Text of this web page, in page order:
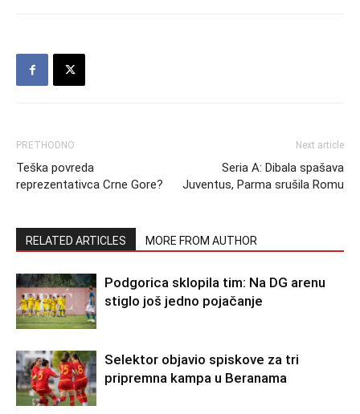
PRETHODNO
Teška povreda
reprezentativca Crne Gore?
Next article
Seria A: Dibala spašava
Juventus, Parma srušila Romu
RELATED ARTICLES MORE FROM AUTHOR
Podgorica sklopila tim: Na DG arenu
stiglo još jedno pojačanje
Selektor objavio spiskove za tri
pripremna kampa u Beranama